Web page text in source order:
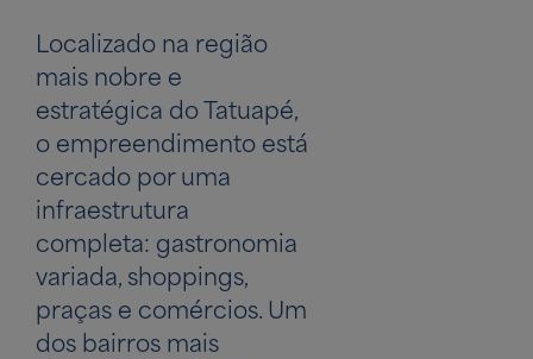
Localizado na região
mais nobre e
estratégica do Tatuapé,
o empreendimento está
cercado por uma
infraestrutura
completa: gastronomia
variada, shoppings,
praças e comércios. Um
dos bairros mais